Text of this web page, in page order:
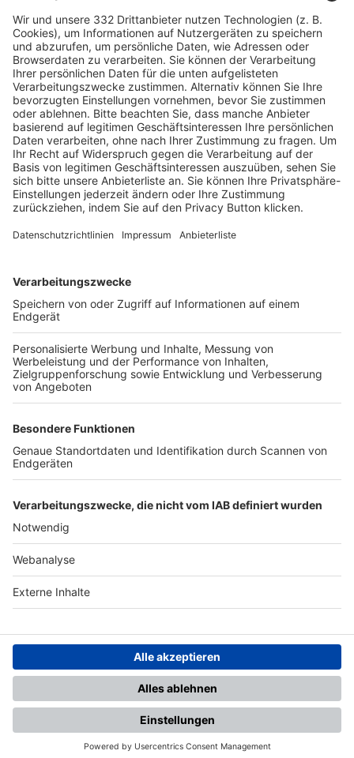
HÄUFIG BESUCHTE SEITEN
Pässe und Vereinswechsel
Trainerausbildung
Schulungsangebot Vereinsmitarbeiter
BFV-Geschäftsstellen
Trainerbörse
Login SpielPlus
FOLGE DEM BFV
TOP-VEREINE
TOP-PARTNER
Nutzungsbedingungen Datenschutz Impressum